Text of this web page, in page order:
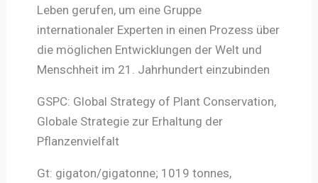
Leben gerufen, um eine Gruppe
internationaler Experten in einen Prozess über
die möglichen Entwicklungen der Welt und
Menschheit im 21. Jahrhundert einzubinden
GSPC: Global Strategy of Plant Conservation,
Globale Strategie zur Erhaltung der
Pflanzenvielfalt
Gt: gigaton/gigatonne; 1019 tonnes,